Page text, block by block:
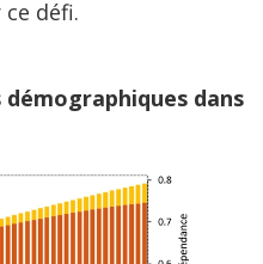
défi.
démographiques dans